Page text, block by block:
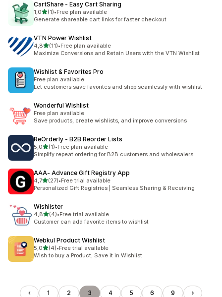
CartShare ‑ Easy Cart Sharing
1,0av 5 stjerner
(1)
Totalt 1 omtaler
•Free plan available
Generate shareable cart links for faster checkout
VTN Power Wishlist
4,8av 5 stjerner
(11)
Totalt 11 omtaler
•Free plan available
Maximize Conversions and Retain Users with the VTN Wishlist
Wishlist & Favorites Pro
Free plan available
Let customers save favorites and shop seamlessly with wishlist
Wonderful Wishlist
Free plan available
Save products, create wishlists, and improve conversions
ReOrderly ‑ B2B Reorder Lists
5,0av 5 stjerner
(1)
Totalt 1 omtaler
•Free plan available
Simplify repeat ordering for B2B customers and wholesalers
AAA‑ Advance Gift Registry App
4,7av 5 stjerner
(27)
Totalt 27 omtaler
•Free trial available
Personalized Gift Registries | Seamless Sharing & Receiving
Wishlister
4,8av 5 stjerner
(4)
Totalt 4 omtaler
•Free trial available
Customer can add favorite items to wishlist
Webkul Product Wishlist
5,0av 5 stjerner
(4)
Totalt 4 omtaler
•Free trial available
Wish to buy a Product, Save it in Wishlist
1 2 3 4 5 6 9